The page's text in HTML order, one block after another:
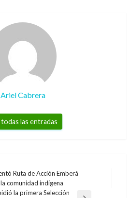
Ariel Cabrera
las entradas
Ruta de Acción Emberá
comunidad indígena
la primera Selección